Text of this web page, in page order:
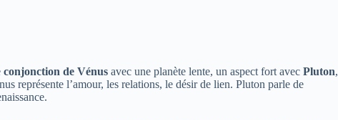
conjonction de Vénus avec une planète lente, un aspect fort avec Pluton,
représente l’amour, les relations, le désir de lien. Pluton parle de